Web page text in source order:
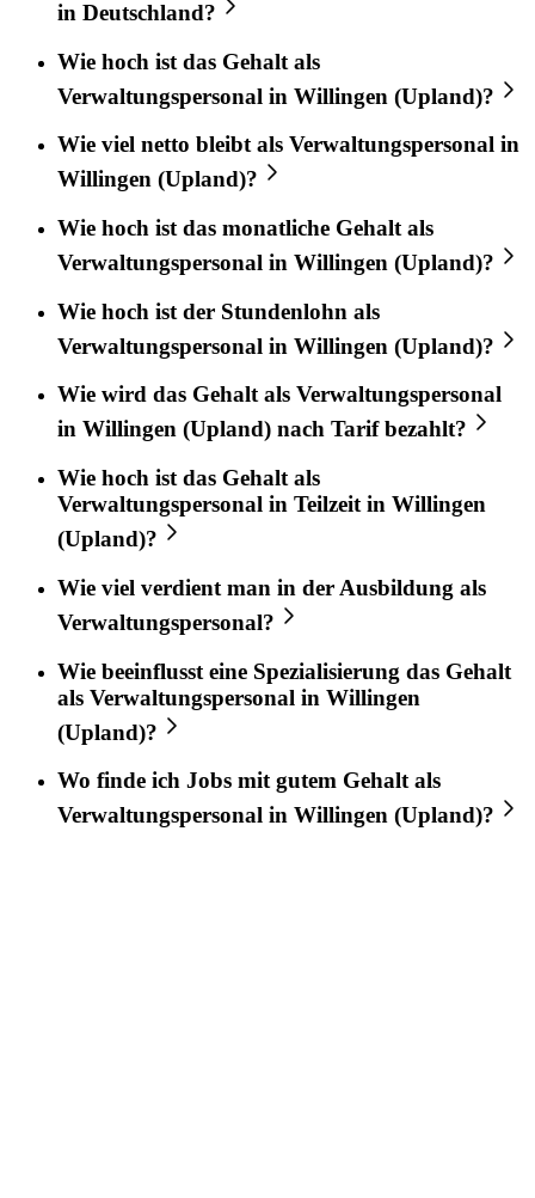
in Deutschland?
Wie hoch ist das Gehalt als
Verwaltungspersonal in Willingen (Upland)?
Wie viel netto bleibt als Verwaltungspersonal in
Willingen (Upland)?
Wie hoch ist das monatliche Gehalt als
Verwaltungspersonal in Willingen (Upland)?
Wie hoch ist der Stundenlohn als
Verwaltungspersonal in Willingen (Upland)?
Wie wird das Gehalt als Verwaltungspersonal
in Willingen (Upland) nach Tarif bezahlt?
Wie hoch ist das Gehalt als
Verwaltungspersonal in Teilzeit in Willingen
(Upland)?
Wie viel verdient man in der Ausbildung als
Verwaltungspersonal?
Wie beeinflusst eine Spezialisierung das Gehalt
als Verwaltungspersonal in Willingen
(Upland)?
Wo finde ich Jobs mit gutem Gehalt als
Verwaltungspersonal in Willingen (Upland)?